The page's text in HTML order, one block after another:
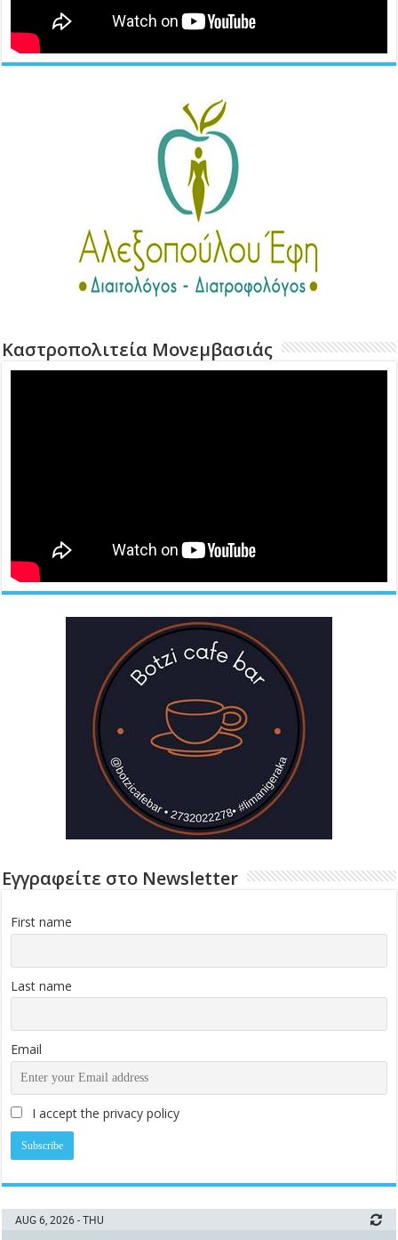
Καστροπολιτεία Μονεμβασιάς
Εγγραφείτε στο Newsletter
First name
Last name
Email
I accept the privacy policy
AUG 6, 2026 - THU